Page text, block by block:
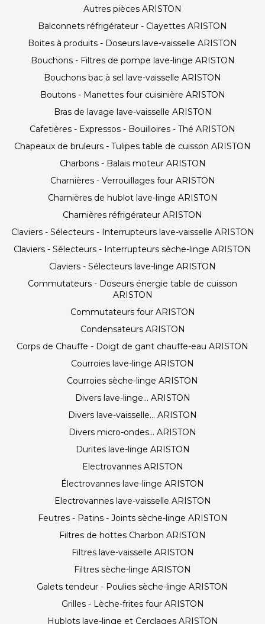
Autres pièces ARISTON
Balconnets réfrigérateur - Clayettes ARISTON
Boites à produits - Doseurs lave-vaisselle ARISTON
Bouchons - Filtres de pompe lave-linge ARISTON
Bouchons bac à sel lave-vaisselle ARISTON
Boutons - Manettes four cuisinière ARISTON
Bras de lavage lave-vaisselle ARISTON
Cafetières - Expressos - Bouilloires - Thé ARISTON
Chapeaux de bruleurs - Tulipes table de cuisson ARISTON
Charbons - Balais moteur ARISTON
Charnières - Verrouillages four ARISTON
Charnières de hublot lave-linge ARISTON
Charnières réfrigérateur ARISTON
Claviers - Sélecteurs - Interrupteurs lave-vaisselle ARISTON
Claviers - Sélecteurs - Interrupteurs sèche-linge ARISTON
Claviers - Sélecteurs lave-linge ARISTON
Commutateurs - Doseurs énergie table de cuisson
ARISTON
Commutateurs four ARISTON
Condensateurs ARISTON
Corps de Chauffe - Doigt de gant chauffe-eau ARISTON
Courroies lave-linge ARISTON
Courroies sèche-linge ARISTON
Divers lave-linge... ARISTON
Divers lave-vaisselle... ARISTON
Divers micro-ondes... ARISTON
Durites lave-linge ARISTON
Electrovannes ARISTON
Électrovannes lave-linge ARISTON
Electrovannes lave-vaisselle ARISTON
Feutres - Patins - Joints sèche-linge ARISTON
Filtres de hottes Charbon ARISTON
Filtres lave-vaisselle ARISTON
Filtres sèche-linge ARISTON
Galets tendeur - Poulies sèche-linge ARISTON
Grilles - Lèche-frites four ARISTON
Hublots lave-linge et Cerclages ARISTON